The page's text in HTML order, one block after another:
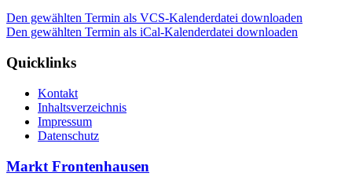
Den gewählten Termin als VCS-Kalenderdatei downloaden
Den gewählten Termin als iCal-Kalenderdatei downloaden
Quicklinks
Kontakt
Inhaltsverzeichnis
Impressum
Datenschutz
Markt Frontenhausen